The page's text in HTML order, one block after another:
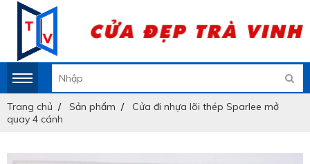
Trang chủ Sản phẩm
Cửa đi nhựa lõi thép Sparlee mở
quay 4 cánh